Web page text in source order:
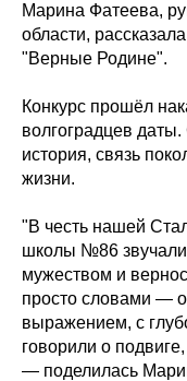
Марина Фатеева,
области,
"Верные Родине".
Конкурс прошёл
волгоградцев
история, связь
жизни.
"В честь нашей
школы №86
мужеством и
просто словами —
выражением, с
говорили о
— поделилась